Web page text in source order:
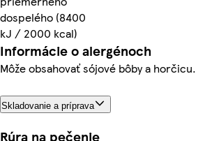
dospelého (8400
kJ / 2000 kcal)
Informácie o alergénoch
Môže obsahovať sójové bôby a horčicu.
Skladovanie a príprava
Rúra na pečenie